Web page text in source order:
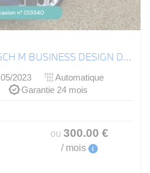
(U11) X1 SDRIVE 18I 136CH M BUSINESS DESIGN DKG7
05/2023
Automatique
Garantie 24 mois
ou 300.00 €
/ mois i